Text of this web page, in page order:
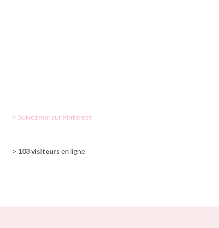
> Suivez moi sur Pinterest
> 103 visiteurs en ligne